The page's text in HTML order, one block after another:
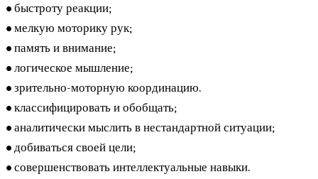
быстроту реакции;
мелкую моторику рук;
память и внимание;
логическое мышление;
зрительно-моторную координацию.
классифицировать и обобщать;
аналитически мыслить в нестандартной ситуации;
добиваться своей цели;
совершенствовать интеллектуальные навыки.